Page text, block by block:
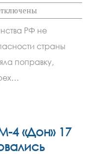
Госдуме
что
РФ не
страны
поправку,
4 «Дон» 17